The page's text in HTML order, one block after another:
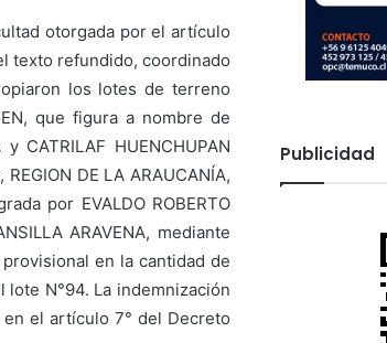
otorgada por el artículo
texto refundido, coordinado
los lotes de terreno
que figura a nombre de
y CATRILAF HUENCHUPAN
DE LA ARAUCANÍA,
por EVALDO ROBERTO
ARAVENA, mediante
en la cantidad de
N°94. La indemnización
el artículo 7° del Decreto
Publicidad